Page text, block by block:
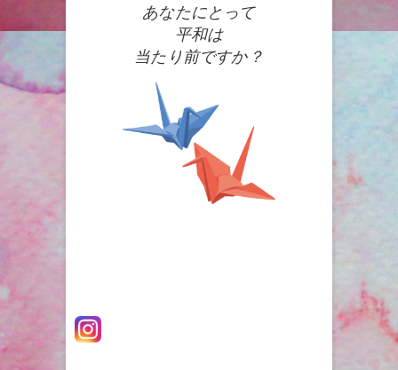
あなたにとって
平和は
当たり前ですか？